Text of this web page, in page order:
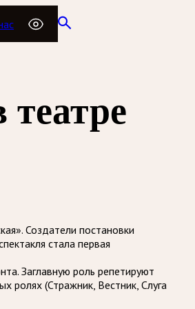
Создатели постановки
стала первая
Заглавную роль репетируют
ролях (Стражник, Вестник, Слуга